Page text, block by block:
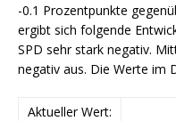
-0.1 Prozentpunkte
ergibt sich folgende
SPD sehr stark negativ.
negativ aus. Die Werte im
Aktueller Wert: